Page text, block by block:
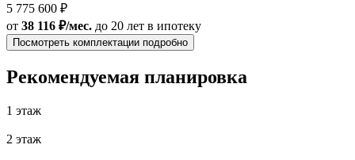
5 775 600 ₽
от 38 116 ₽/мес. до 20 лет в ипотеку
Посмотреть комплектации подробно
Рекомендуемая планировка
1 этаж
2 этаж